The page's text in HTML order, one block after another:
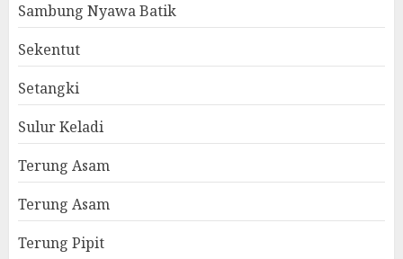
Sambung Nyawa Batik
Sekentut
Setangki
Sulur Keladi
Terung Asam
Terung Asam
Terung Pipit